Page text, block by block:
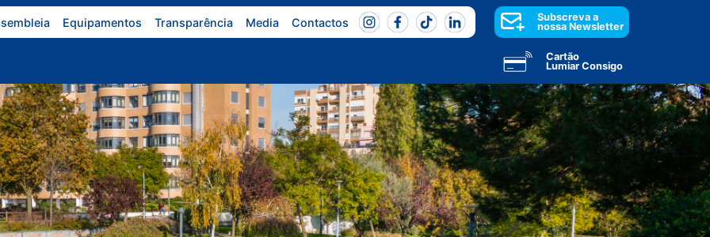
Equipamentos Transparência Media Contactos
Subscreva a
nossa Newsletter
Cartão
Lumiar Consigo